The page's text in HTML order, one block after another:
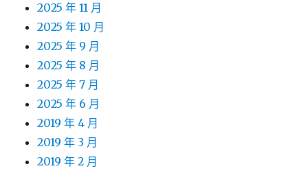
2025 年 11 月
2025 年 10 月
2025 年 9 月
2025 年 8 月
2025 年 7 月
2025 年 6 月
2019 年 4 月
2019 年 3 月
2019 年 2 月